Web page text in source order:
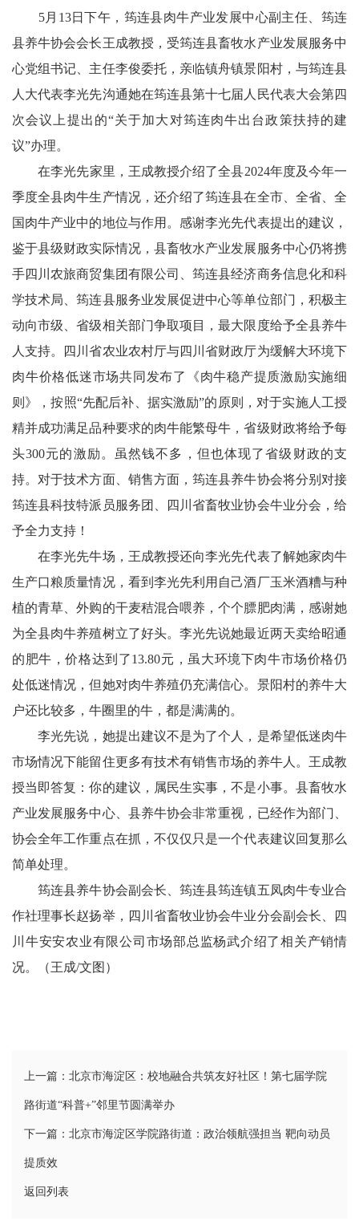
国
中
国
科
协
云
端
星
文
学
社
民
事
神
州
展
播
中
国
龄
信
工
委
5月13日下午，筠连县肉牛产业发展中心副主任、筠连
县养牛协会会长王成教授，受筠连县畜牧水产业发展服务中
心党组书记、主任李俊委托，亲临镇舟镇景阳村，与筠连县
人大代表李光先沟通她在筠连县第十七届人民代表大会第四
次会议上提出的“关于加大对筠连肉牛出台政策扶持的建
议”办理。
在李光先家里，王成教授介绍了全县2024年度及今年一
季度全县肉牛生产情况，还介绍了筠连县在全市、全省、全
国肉牛产业中的地位与作用。感谢李光先代表提出的建议，
鉴于县级财政实际情况，县畜牧水产业发展服务中心仍将携
手四川农旅商贸集团有限公司、筠连县经济商务信息化和科
学技术局、筠连县服务业发展促进中心等单位部门，积极主
动向市级、省级相关部门争取项目，最大限度给予全县养牛
人支持。四川省农业农村厅与四川省财政厅为缓解大环境下
肉牛价格低迷市场共同发布了《肉牛稳产提质激励实施细
则》，按照“先配后补、据实激励”的原则，对于实施人工授
精并成功满足品种要求的肉牛能繁母牛，省级财政将给予每
头300元的激励。虽然钱不多，但也体现了省级财政的支
持。对于技术方面、销售方面，筠连县养牛协会将分别对接
筠连县科技特派员服务团、四川省畜牧业协会牛业分会，给
予全力支持！
在李光先牛场，王成教授还向李光先代表了解她家肉牛
生产口粮质量情况，看到李光先利用自己酒厂玉米酒糟与种
植的青草、外购的干麦秸混合喂养，个个膘肥肉满，感谢她
为全县肉牛养殖树立了好头。李光先说她最近两天卖给昭通
的肥牛，价格达到了13.80元，虽大环境下肉牛市场价格仍
处低迷情况，但她对肉牛养殖仍充满信心。景阳村的养牛大
户还比较多，牛圈里的牛，都是满满的。
李光先说，她提出建议不是为了个人，是希望低迷肉牛
市场情况下能留住更多有技术有销售市场的养牛人。王成教
授当即答复：你的建议，属民生实事，不是小事。县畜牧水
产业发展服务中心、县养牛协会非常重视，已经作为部门、
协会全年工作重点在抓，不仅仅只是一个代表建议回复那么
简单处理。
筠连县养牛协会副会长、筠连县筠连镇五凤肉牛专业合
作社理事长赵扬举，四川省畜牧业协会牛业分会副会长、四
川牛安安农业有限公司市场部总监杨武介绍了相关产销情
况。（王成/文图）
上一篇：北京市海淀区：校地融合共筑友好社区！第七届学院
路街道“科普+”邻里节圆满举办
下一篇：北京市海淀区学院路街道：政治领航强担当 靶向动员
提质效
返回列表